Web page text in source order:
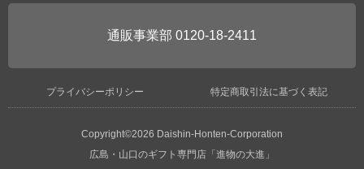
0120-18-2411
プライバシーポリシー 特定商取引法に基づく表記
Copyright©2026 Daishin-Honten-Corporation
広島・山口のギフト専門店「進物の大進」